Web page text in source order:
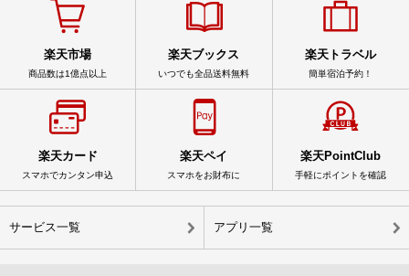
楽天市場
商品数は1億点以上
楽天ブックス
いつでも全品送料無料
楽天トラベル
簡単宿泊予約！
楽天カード
スマホでカンタン申込
楽天ペイ
スマホをお財布に
楽天PointClub
手軽にポイントを確認
サービス一覧 アプリ一覧